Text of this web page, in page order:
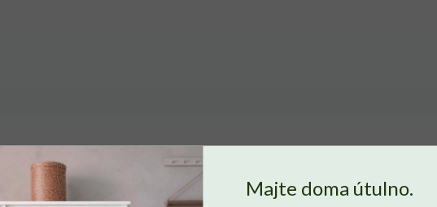
Majte doma útulno.